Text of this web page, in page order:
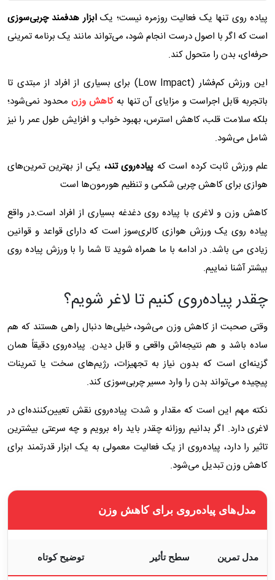
پیاده‌ روی تنها یک فعالیت روزمره نیست؛ یکابزار هدفمند چربی‌سوزی
است که اگر با اصول درست انجام شود، می‌تواند مانند یک برنامه تمرینی
حرفه‌ای، بدن را متحول کند.
این ورزش کم‌فشار (Low Impact) برای بسیاری از افراد از مبتدی تا
باتجربه قابل اجراست و مزایای آن تنها بهکاهش وزن محدود نمی‌شود؛
بلکه سلامت قلب، کاهش استرس، بهبود خواب و افزایش طول عمر را نیز
شامل می‌شود.
علم ورزش ثابت کرده است که پیاده‌روی تند، یکی از بهترین تمرین‌های
هوازی برای کاهش چربی شکمی و تنظیم هورمون‌ها است
کاهش وزن و لاغری با پیاده روی دغدغه بسیاری از افراد است.در واقع
پیاده روی یک ورزش هوازی کالری‌سوز است که دارای قواعد و قوانین
زیادی می باشد. در ادامه با ما همراه شوید تا شما را با ورزش پیاده روی
بیشتر آشنا نماییم.
چقدر پیاده‌روی کنیم تا لاغر شویم؟
وقتی صحبت از کاهش وزن می‌شود، خیلی‌ها دنبال راهی هستند که هم
ساده باشد و هم نتیجه‌اش واقعی و قابل دیدن. پیاده‌روی دقیقاً همان
گزینه‌ای است که بدون نیاز به تجهیزات، رژیم‌های سخت یا تمرینات
پیچیده می‌تواند بدن را وارد مسیر چربی‌سوزی کند.
نکته مهم این است که مقدار و شدت پیاده‌روی نقش تعیین‌کننده‌ای در
لاغری دارد. اگر بدانیم روزانه چقدر باید راه برویم و چه سرعتی بیشترین
تاثیر را دارد، پیاده‌روی از یک فعالیت معمولی به یک ابزار قدرتمند برای
کاهش وزن تبدیل می‌شود.
مدل‌های پیاده‌روی برای کاهش وزن
مدل تمرین سطح تأثیر توضیح کوتاه